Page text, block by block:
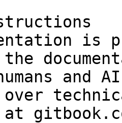
is
and
over
at